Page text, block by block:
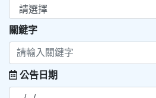
關鍵字
公告日期